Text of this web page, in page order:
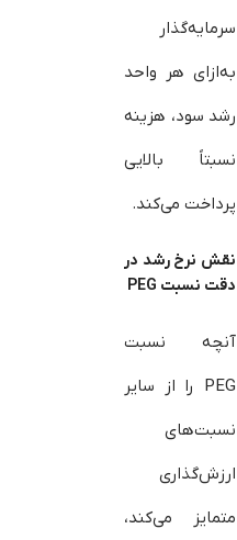
سرمایه‌گذار
به‌ازای هر واحد
رشد سود، هزینه
نسبتاً بالایی
پرداخت می‌کند.
نقش نرخ رشد در
دقت نسبت
آنچه نسبت
PEG را از سایر
نسبت‌های
ارزش‌گذاری
متمایز می‌کند،